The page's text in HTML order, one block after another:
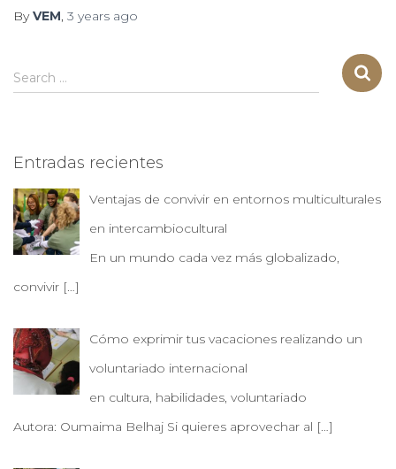
ByVEM, 3 years ago
S
e
h
f
o
r
:
Search …
Entradas recientes
Ventajas de convivir en entornos multiculturales
en intercambiocultural
En un mundo cada vez más globalizado,
convivir […]
Cómo exprimir tus vacaciones realizando un
voluntariado internacional
en cultura, habilidades, voluntariado
Autora: Oumaima Belhaj Si quieres aprovechar al […]